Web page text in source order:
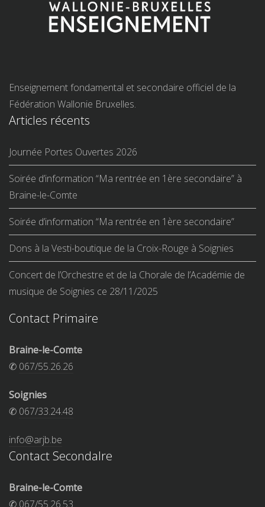
Enseignement fondamental et secondaire officiel de la
Fédération Wallonie Bruxelles.
Articles récents
Journée Portes Ouvertes 2026
Soirée d’information “Ma rentrée en 1ère secondaire” à
Braine-le-Comte
Soirée d’information “Ma rentrée en 1ère secondaire”
Dons à la Vesti-boutique de la Croix-Rouge à Soignies
Concert de l’Orchestre et de la Chorale de l’Académie de
musique de Soignies ce 28/11/2025
Contact Primaire
Braine-le-Comte
✆ 067/55.26.26
Soignies
✆ 067/33.24.48
info@arjb.be
Contact Secondalre
Braine-le-Comte
✆ 067/55.26.53